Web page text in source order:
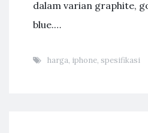
dalam varian graphite,
blue.…
harga, iphone, spesifikasi